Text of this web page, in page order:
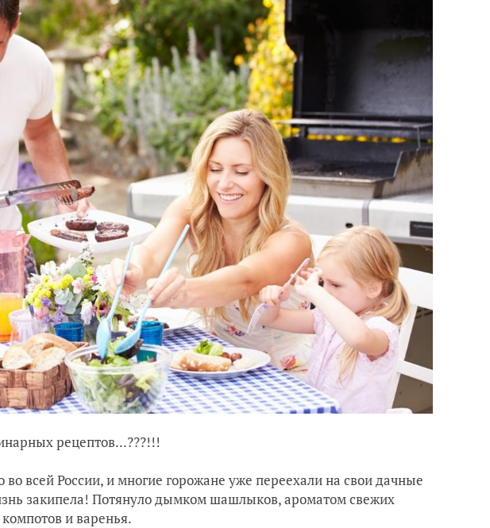
рецептов...???!!!
во всей России, и многие горожане уже переехали на свои дачные
закипела! Потянуло дымком шашлыков, ароматом свежих
и варенья.